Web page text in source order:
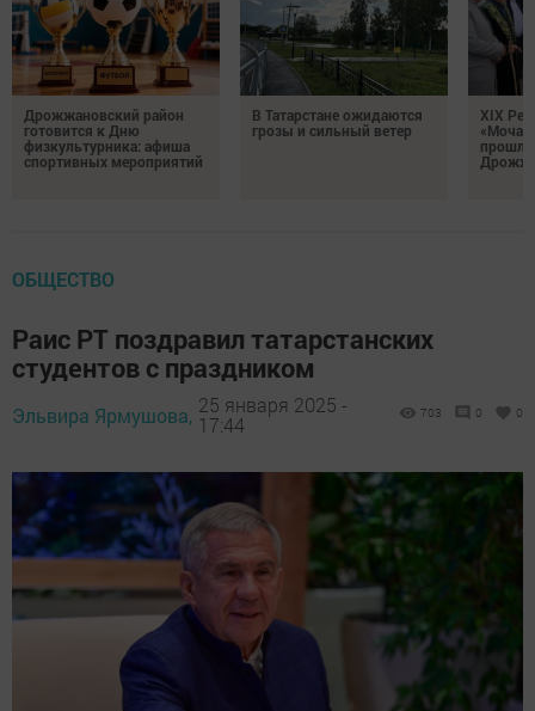
Дрожжановский район
готовится к Дню
физкультурника: афиша
спортивных мероприятий
В Татарстане ожидаются
грозы и сильный ветер
XIX
ОБЩЕСТВО
Раис РТ поздравил татарстанских
студентов с праздником
Эльвира Ярмушова, 25 января 2025 -
17:44
703 0 0